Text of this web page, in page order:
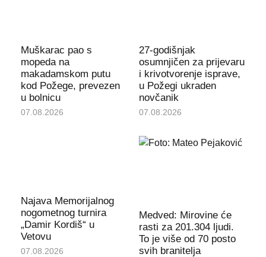
Muškarac pao s
mopeda na
makadamskom putu
kod Požege, prevezen
u bolnicu
07.08.2026
27-godišnjak
osumnjičen za prijevaru
i krivotvorenje isprave,
u Požegi ukraden
novčanik
07.08.2026
Najava Memorijalnog
nogometnog turnira
„Damir Kordiš“ u
Vetovu
07.08.2026
Medved: Mirovine će
rasti za 201.304 ljudi.
To je više od 70 posto
svih branitelja